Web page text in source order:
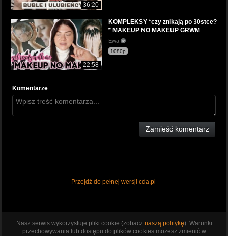
36:20
22:58
KOMPLEKSY *czy znikają po 30stce?
* MAKEUP NO MAKEUP GRWM
Ewa
1080p
Komentarze
Zamieść komentarz
Przejdź do pełnej wersji cda.pl
Nasz serwis wykorzystuje pliki cookie (zobacz naszą politykę). Warunki
przechowywania lub dostępu do plików cookies możesz zmienić w